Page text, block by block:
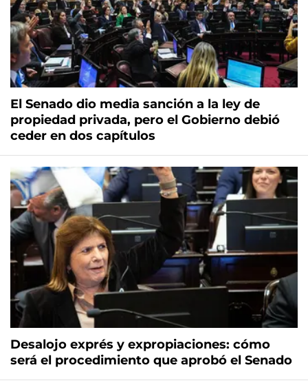
El Senado dio media sanción a la ley de
propiedad privada, pero el Gobierno debió
ceder en dos capítulos
Desalojo exprés y expropiaciones: cómo
será el procedimiento que aprobó el Senado